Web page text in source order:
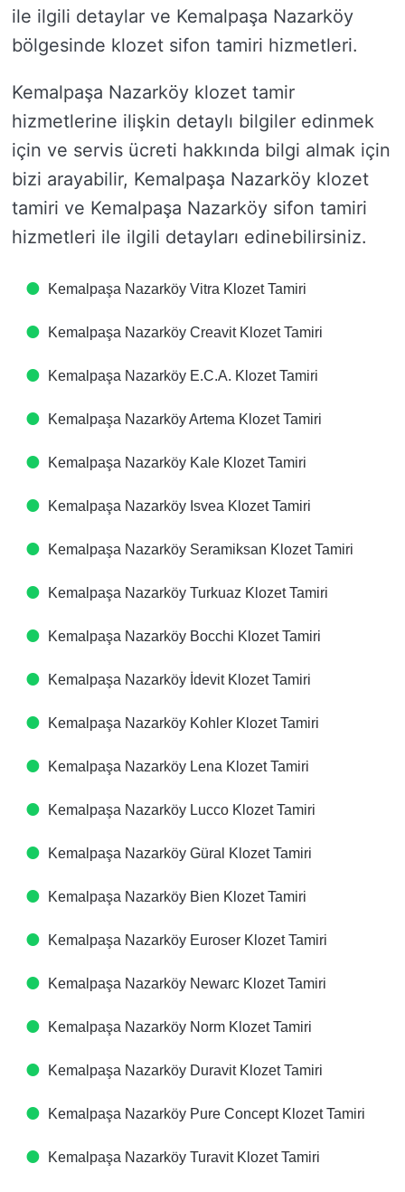
ile ilgili detaylar ve Kemalpaşa Nazarköy
bölgesinde klozet sifon tamiri hizmetleri.
Kemalpaşa Nazarköy klozet tamir
hizmetlerine ilişkin detaylı bilgiler edinmek
için ve servis ücreti hakkında bilgi almak için
bizi arayabilir, Kemalpaşa Nazarköy klozet
tamiri ve Kemalpaşa Nazarköy sifon tamiri
hizmetleri ile ilgili detayları edinebilirsiniz.
Kemalpaşa Nazarköy Vitra Klozet Tamiri
Kemalpaşa Nazarköy Creavit Klozet Tamiri
Kemalpaşa Nazarköy E.C.A. Klozet Tamiri
Kemalpaşa Nazarköy Artema Klozet Tamiri
Kemalpaşa Nazarköy Kale Klozet Tamiri
Kemalpaşa Nazarköy Isvea Klozet Tamiri
Kemalpaşa Nazarköy Seramiksan Klozet Tamiri
Kemalpaşa Nazarköy Turkuaz Klozet Tamiri
Kemalpaşa Nazarköy Bocchi Klozet Tamiri
Kemalpaşa Nazarköy İdevit Klozet Tamiri
Kemalpaşa Nazarköy Kohler Klozet Tamiri
Kemalpaşa Nazarköy Lena Klozet Tamiri
Kemalpaşa Nazarköy Lucco Klozet Tamiri
Kemalpaşa Nazarköy Güral Klozet Tamiri
Kemalpaşa Nazarköy Bien Klozet Tamiri
Kemalpaşa Nazarköy Euroser Klozet Tamiri
Kemalpaşa Nazarköy Newarc Klozet Tamiri
Kemalpaşa Nazarköy Norm Klozet Tamiri
Kemalpaşa Nazarköy Duravit Klozet Tamiri
Kemalpaşa Nazarköy Pure Concept Klozet Tamiri
Kemalpaşa Nazarköy Turavit Klozet Tamiri